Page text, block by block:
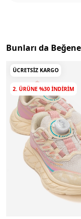
Bunları da
ÜCRETSIZ KARGO
2. ÜRÜNE %30 INDIRIM